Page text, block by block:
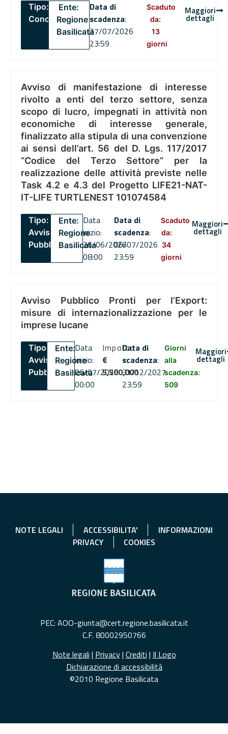
Tipo:
Concorsi
Ente:
Regione
Basilicata
Data di
scadenza:
27/07/2026
23:59
Scaduto
da:
13
giorni
Maggiori
dettagli
Avviso di manifestazione di interesse
rivolto a enti del terzo settore, senza
scopo di lucro, impegnati in attività non
economiche di interesse generale,
finalizzato alla stipula di una convenzione
ai sensi dell’art. 56 del D. Lgs. 117/2017
“Codice del Terzo Settore” per la
realizzazione delle attività previste nelle
Task 4.2 e 4.3 del Progetto LIFE21-NAT-
IT-LIFE TURTLENEST 101074584
Tipo:
Avviso
Pubblico
Ente:
Regione
Basilicata
Data
inizio:
26/06/2026
08:00
Data di
scadenza:
06/07/2026
23:59
Scaduto
da:
34
giorni
Maggiori
dettagli
Avviso Pubblico Pronti per l’Export:
misure di internazionalizzazione per le
imprese lucane
Tipo:
Avviso
Pubblico
Ente:
Regione
Basilicata
Data
inizio:
06/07/2026
00:00
Importo
€
5,500,000
Data di
scadenza:
31/12/2027
23:59
Giorni
alla
scadenza:
509
Maggiori
dettagli
NOTE LEGALI ACCESSIBILITA'
INFORMAZIONI
PRIVACY
COOKIES
PEC: AOO-giunta@cert.regione.basilicata.it
C.F. 80002950766
Note legali | Privacy| Crediti | Il Logo
Dichiarazione di accessibilità
©2010 Regione Basilicata